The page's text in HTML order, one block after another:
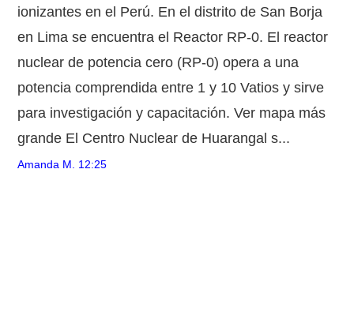
ionizantes en el Perú. En el distrito de San Borja
en Lima se encuentra el Reactor RP-0. El reactor
nuclear de potencia cero (RP-0) opera a una
potencia comprendida entre 1 y 10 Vatios y sirve
para investigación y capacitación. Ver mapa más
grande El Centro Nuclear de Huarangal s...
Amanda M. 12:25